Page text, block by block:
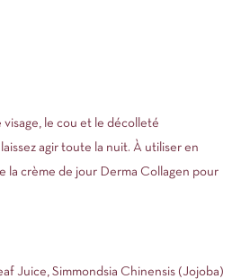
le cou et le décolleté
agir toute la nuit. À utiliser en
la crème de jour Derma Collagen pour
Juice, Simmondsia Chinensis (Jojoba)